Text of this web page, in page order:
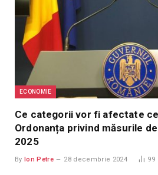
ECONOMIE
Ce categorii vor fi afectate
Ordonanța privind măsurile
2025
By Ion Petre 28 decembrie 2024 99